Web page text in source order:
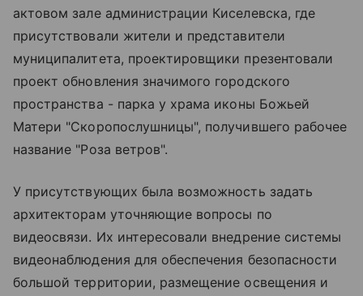
актовом зале администрации Киселевска, где
присутствовали жители и представители
муниципалитета, проектировщики презентовали
проект обновления значимого городского
пространства - парка у храма иконы Божьей
Матери "Скоропослушницы", получившего рабочее
название "Роза ветров".
У присутствующих была возможность задать
архитекторам уточняющие вопросы по
видеосвязи. Их интересовали внедрение системы
видеонаблюдения для обеспечения безопасности
большой территории, размещение освещения и